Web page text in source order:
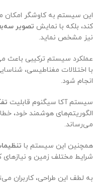
این سیستم به کاوشگر امکان
کند، بلکه با نمایش تصویر
نیز مشخص نماید.
عملکرد سیستم ترکیبی باعث
با اختلالات مغناطیسی،
انجام شود.
سیستم آکا سیگنوم قابلیت
الگوریتم‌های هوشمند خود،
می‌رساند.
همچنین این سیستم با
شرایط مختلف زمین و نیازهای
به لطف این طراحی، کاربران